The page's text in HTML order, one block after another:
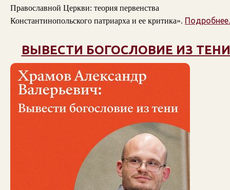
Православной Церкви: теория первенства
Константинопольского патриарха и ее критика».
ВЫВЕСТИ БОГОСЛОВИЕ ИЗ ТЕНИ